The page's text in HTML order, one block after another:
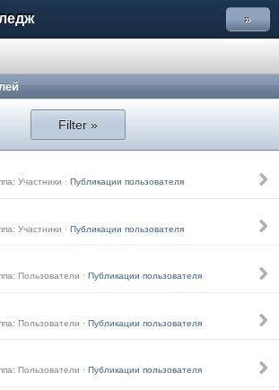
»
Filter »
Участники · Публикации пользователя
Участники · Публикации пользователя
Пользователи · Публикации пользователя
Пользователи · Публикации пользователя
Пользователи · Публикации пользователя